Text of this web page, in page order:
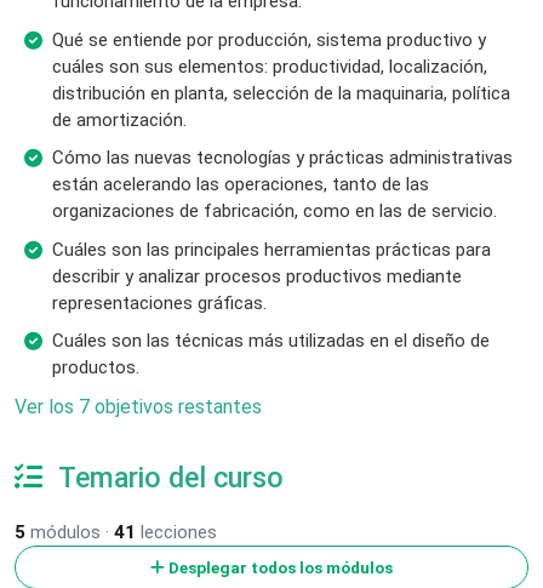
Qué se entiende por producción, sistema productivo y
cuáles son sus elementos: productividad, localización,
distribución en planta, selección de la maquinaria, política
de amortización.
Cómo las nuevas tecnologías y prácticas administrativas
están acelerando las operaciones, tanto de las
organizaciones de fabricación, como en las de servicio.
Cuáles son las principales herramientas prácticas para
describir y analizar procesos productivos mediante
representaciones gráficas.
Cuáles son las técnicas más utilizadas en el diseño de
productos.
Ver los 7 objetivos restantes
Temario del curso
5 módulos · 41 lecciones
Desplegar todos los módulos